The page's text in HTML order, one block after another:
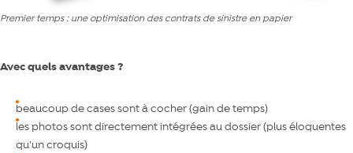
Premier temps : une optimisation des contrats de sinistre en papier
Avec quels avantages ?
beaucoup de cases sont à cocher (gain de temps)
les photos sont directement intégrées au dossier (plus éloquentes
qu'un croquis)